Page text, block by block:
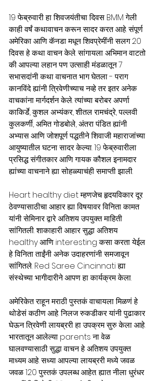
19 फेब्रुवारी हा शिवजयंतीचा दिवस BMM गेली
काही वर्षं कथावाचन करून सादर करत आहे. संपूर्ण
अमेरिका आणि कॅनडा मधून शिवप्रेमींनी सलग 20
दिवस हे कथा वाचन केले. सांगायला अभिमान वाटतो
की आपल्या लहान पण उत्साही मंडळातून 7
सभासदांनी कथा वाचनात भाग घेतला - पराग
कानविंदे ह्यांनी त्रिवेणीच्याच नव्हे तर इतर अनेक
वाचकांना मार्गदर्शन केले. त्यांच्या बरोबर अपर्णा
काकिर्डे, कुशल अभ्यंकर, शीतल रामचंद्रे, पल्लवी
कुलकर्णी, अमित गोडबोले, अंतरा पंडित ह्यांनी
अभ्यास आणि जोशपूर्ण पद्धतीने शिवाजी महाराजांच्या
आयुष्यातील घटना सादर केल्या. 19 फेब्रुवारीला
प्रसिद्ध संगीतकार आणि गायक कौशल इनामदार
ह्यांच्या वाचनाने ह्या सोहळ्याचंही समाप्ती झाली.
Heart healthy diet म्हणजेच हृदयविकार दूर
ठेवण्यासाठीचा आहार ह्या विषयावर विनिता कामत
यांनी सेमिनार द्वारे अतिशय उपयुक्त माहिती
सांगितली. शाकाहारी आहार सुद्धा अतिशय
healthy आणि interesting कसा करता येईल
हे विनिता ताईंनी अनेक उदाहरणांनी समजावून
सांगितले. Red Saree Cincinnati ह्या
संस्थेच्या भागीदारीने आपण हा कार्यक्रम केला.
अमेरिकेत राहून मराठी पुस्तकं वाचायला मिळणं हे
थोडेसं कठीण आहे. निलज रुकडीकर यांनी पुढाकार
घेऊन त्रिवेणी लायब्ररी हा उपक्रम सुरु केला आहे.
भारतातून आलेल्या parents ना वेळ
घालवण्यासाठी सुद्धा वाचन हे अतिशय उपयुक्त
माध्यम आहे. सध्या आपल्या लायब्ररी मध्ये जवळ
जवळ 120 पुस्तकं उपलब्ध आहेत. ह्यात नीला धुरंधर